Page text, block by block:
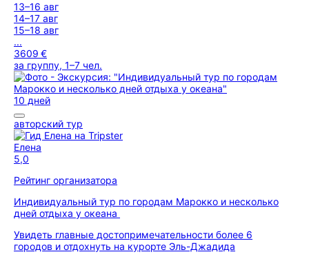
13–16 авг
14–17 авг
15–18 авг
...
3609 €
за группу, 1–7 чел.
10 дней
авторский тур
Елена
5,0
Рейтинг организатора
Индивидуальный тур по городам Марокко и несколько
дней отдыха у океана
Увидеть главные достопримечательности более 6
городов и отдохнуть на курорте Эль-Джадида